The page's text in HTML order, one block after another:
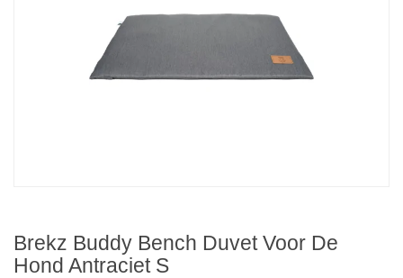
Brekz Buddy Bench Duvet Voor De
Hond Antraciet S